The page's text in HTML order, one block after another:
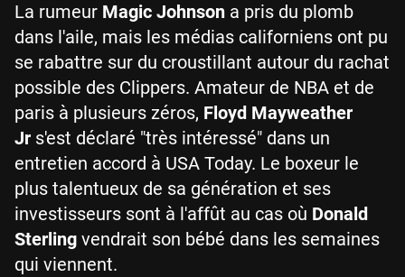
La rumeur Magic Johnson a pris du plomb
dans l'aile, mais les médias californiens ont pu
se rabattre sur du croustillant autour du rachat
possible des Clippers. Amateur de NBA et de
paris à plusieurs zéros, Floyd Mayweather
Jr s'est déclaré "très intéressé" dans un
entretien accord à USA Today. Le boxeur le
plus talentueux de sa génération et ses
investisseurs sont à l'affût au cas où Donald
Sterling vendrait son bébé dans les semaines
qui viennent.